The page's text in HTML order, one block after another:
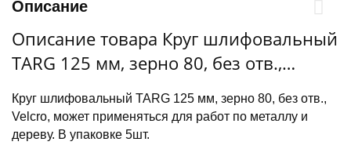
Описание
Описание товара Круг шлифовальный
TARG 125 мм, зерно 80, без отв.,
Velcro, 5шт./уп.
Круг шлифовальный TARG 125 мм, зерно 80, без отв.,
Velcro, может применяться для работ по металлу и
дереву. В упаковке 5шт.